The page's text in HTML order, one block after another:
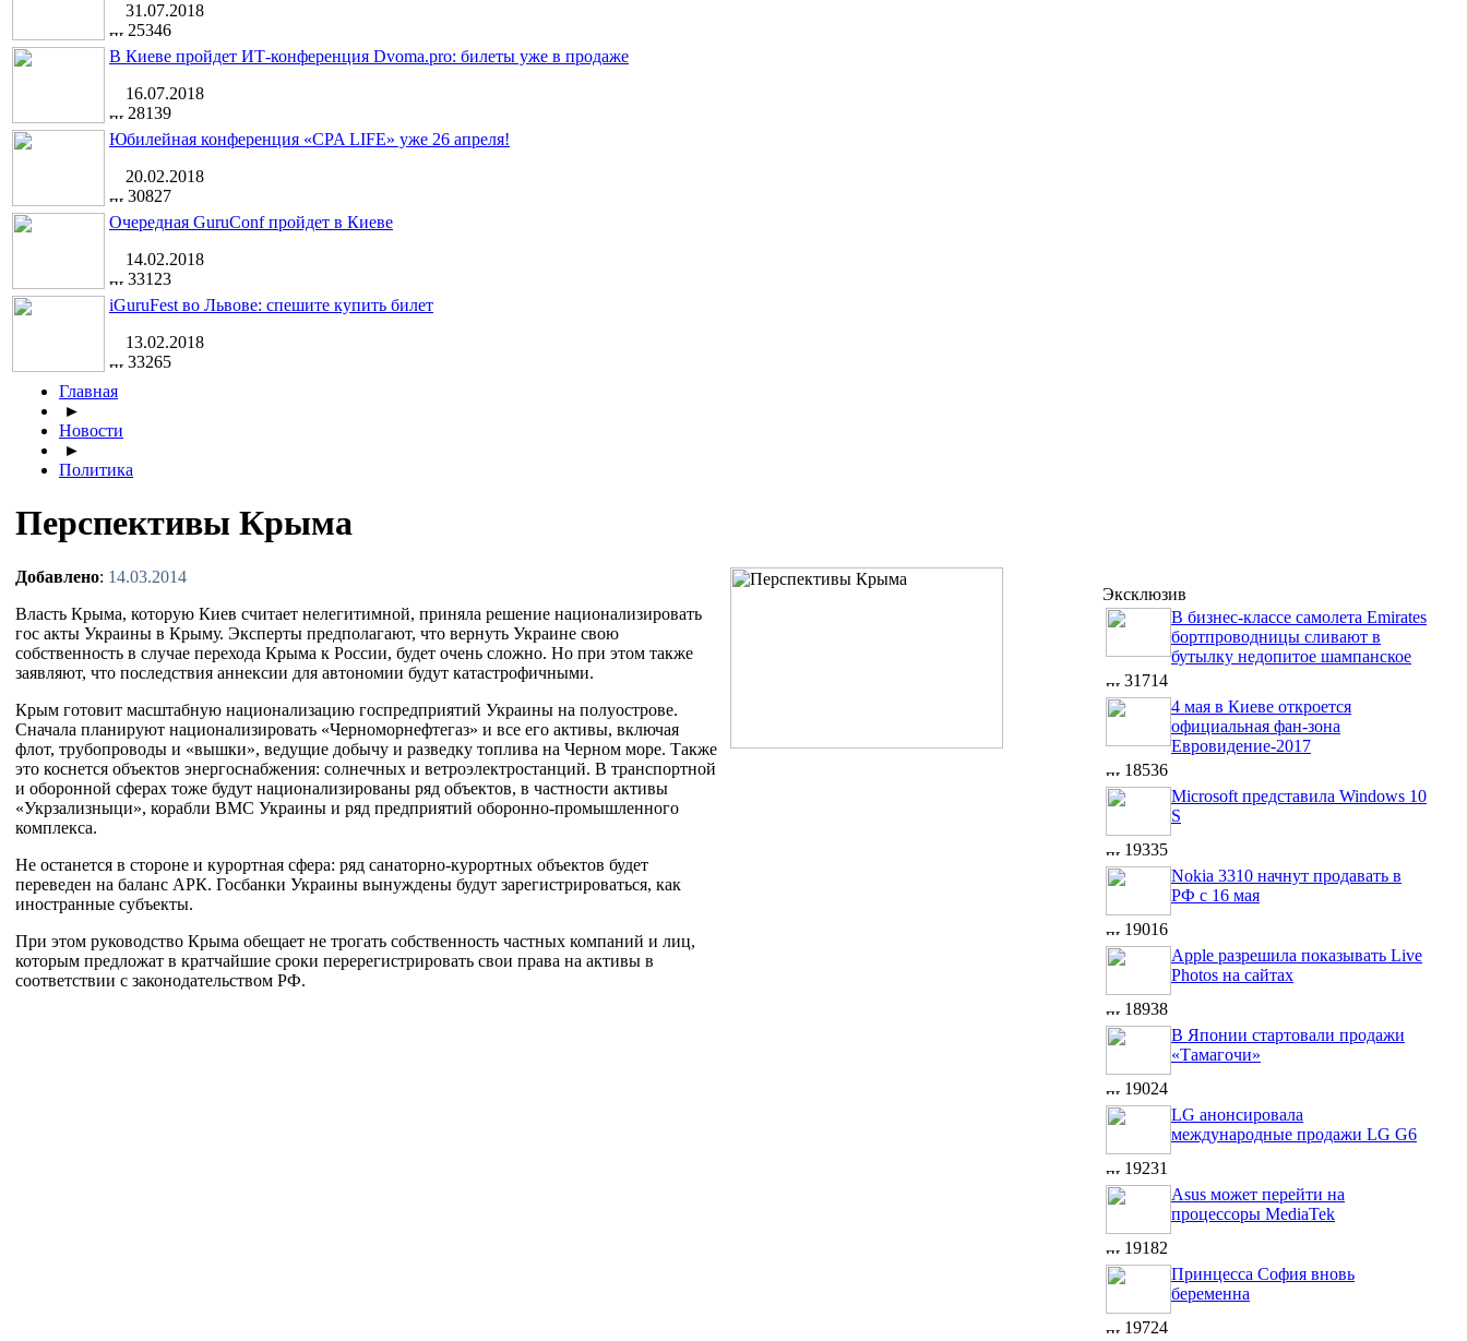
31.07.2018
25346
В Киеве пройдет ИТ-конференция Dvoma.pro: билеты уже в продаже
16.07.2018
28139
Юбилейная конференция «CPA LIFE» уже 26 апреля!
20.02.2018
30827
Очередная GuruConf пройдет в Киеве
14.02.2018
33123
iGuruFest во Львове: спешите купить билет
13.02.2018
33265
Главная
►
Новости
►
Политика
Перспективы Крыма
Добавлено: 14.03.2014
Власть Крыма, которую Киев считает нелегитимной, приняла решение национализировать
гос акты Украины в Крыму. Эксперты предполагают, что вернуть Украине свою
собственность в случае перехода Крыма к России, будет очень сложно. Но при этом также
заявляют, что последствия аннексии для автономии будут катастрофичными.
Крым готовит масштабную национализацию госпредприятий Украины на полуострове.
Сначала планируют национализировать «Черноморнефтегаз» и все его активы, включая
флот, трубопроводы и «вышки», ведущие добычу и разведку топлива на Черном море. Также
это коснется объектов энергоснабжения: солнечных и ветроэлектростанций. В транспортной
и оборонной сферах тоже будут национализированы ряд объектов, в частности активы
«Укрзализныци», корабли ВМС Украины и ряд предприятий оборонно-промышленного
комплекса.
Не останется в стороне и курортная сфера: ряд санаторно-курортных объектов будет
переведен на баланс АРК. Госбанки Украины вынуждены будут зарегистрироваться, как
иностранные субъекты.
При этом руководство Крыма обещает не трогать собственность частных компаний и лиц,
которым предложат в кратчайшие сроки перерегистрировать свои права на активы в
соответствии с законодательством РФ.
Эксклюзив
В бизнес-классе самолета Emirates
бортпроводницы сливают в
бутылку недопитое шампанское
31714
4 мая в Киеве откроется
официальная фан-зона
Евровидение-2017
18536
Microsoft представила Windows 10
S
19335
Nokia 3310 начнут продавать в
РФ с 16 мая
19016
Apple разрешила показывать Live
Photos на сайтах
18938
В Японии стартовали продажи
«Тамагочи»
19024
LG анонсировала
международные продажи LG G6
19231
Asus может перейти на
процессоры MediaTek
19182
Принцесса София вновь
беременна
19724